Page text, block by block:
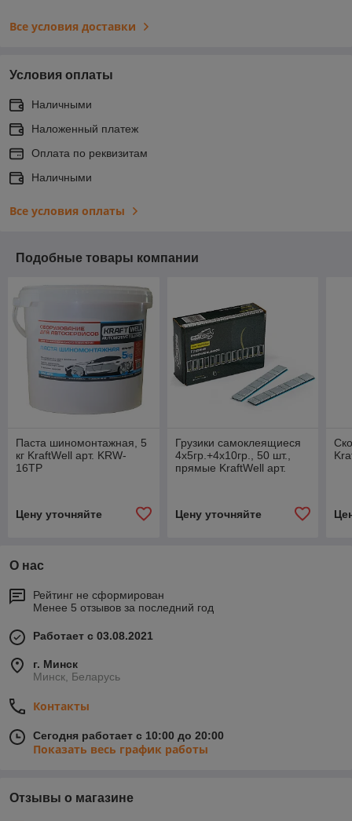
Все условия доставки
Условия оплаты
Наличными
Наложенный платеж
Оплата по реквизитам
Наличными
Все условия оплаты
Подобные товары компании
Паста шиномонтажная, 5
кг KraftWell арт. KRW-
16TP
Цену уточняйте
Грузики самоклеящиеся
4x5гр.+4x10гр., 50 шт.,
прямые KraftWell арт.
Цену уточняйте
О нас
Рейтинг не сформирован
Менее 5 отзывов за последний год
Работает с 03.08.2021
г. Минск
Минск, Беларусь
Контакты
Сегодня работает с 10:00 до 20:00
Показать весь график работы
Отзывы о магазине